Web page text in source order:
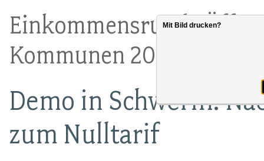
Einkommensrunde
Kommunen 2018
Demo in Schwerin:
zum Nulltarif
Mit Bild drucken?